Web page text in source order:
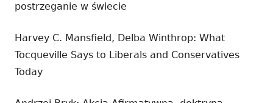
postrzeganie w świecie
Harvey C. Mansfield, Delba Winthrop: What
Tocqueville Says to Liberals and Conservatives
Today